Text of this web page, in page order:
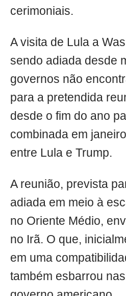
cerimoniais.
A visita de Lula a
sendo adiada desde
governos não
para a pretendida
desde o fim do ano
combinada em
entre Lula e Trump.
A reunião, prevista
adiada em meio à
no Oriente Médio,
no Irã. O que,
em uma
também esbarrou